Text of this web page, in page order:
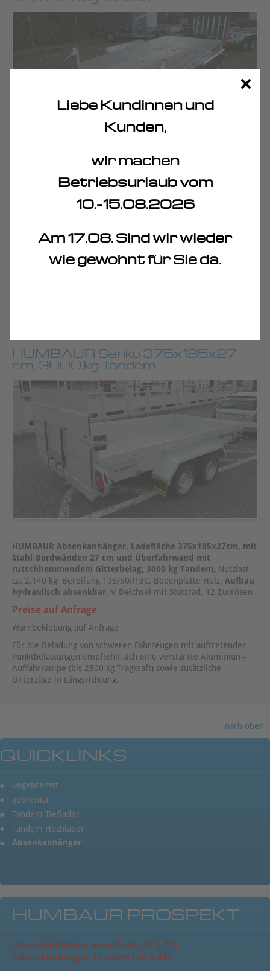
Liebe Kundinnen und
Kunden,
wir machen
Betriebsurlaub vom
10.-15.08.2026
Am 17.08. Sind wir wieder
wie gewohnt für Sie da.
HUMBAUR Absenkanhänger, Ladefläche 300x160x27 cm,
ca. 2.260 kg, Bereifung 195/50R13C, Bodenplatte Holz,Aufbau
Preise auf Anfrage
HUMBAUR Senko 375x185x27
cm, 3000 kg Tandem
HUMBAUR Absenkanhänger, Ladefläche 375x185x27cm, mit
Stahl-Bordwänden 27 cm und Überfahrwand mit
rutschhemmendem Gitterbelag, 3000 kg Tandem, Nutzlast
ca. 2.140 kg, Bereifung 195/50R13C, Bodenplatte Holz, Aufbau
hydraulisch absenkbar, V-Deichsel mit Stützrad, 12 Zurrösen
Preise auf Anfrage
Warnbeklebung auf Anfrage
Für die Beladung von schweren Fahrzeugen mit auftretenden
Punktbelastungen empfiehlt sich eine verstärkte Aluminium-
Auffahrrampe (bis 2500 kg Tragkraft) sowie zusätzliche
Unterzüge in Längsrichtung.
nach oben
QUICKLINKS
ungebremst
gebremst
Tandem Tieflader
Tandem Hochlader
Absenkanhänger
HUMBAUR PROSPEKT
Absenkanhänger einachsig (ab S.22)
ABsenkanhänger Tandem (ab S.46)